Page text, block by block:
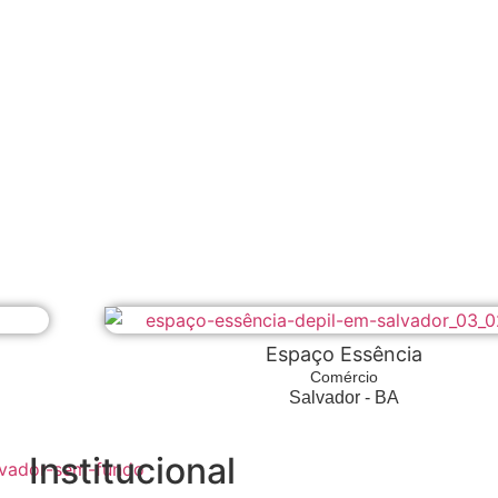
Espaço Essência
Comércio
Salvador - BA
Institucional